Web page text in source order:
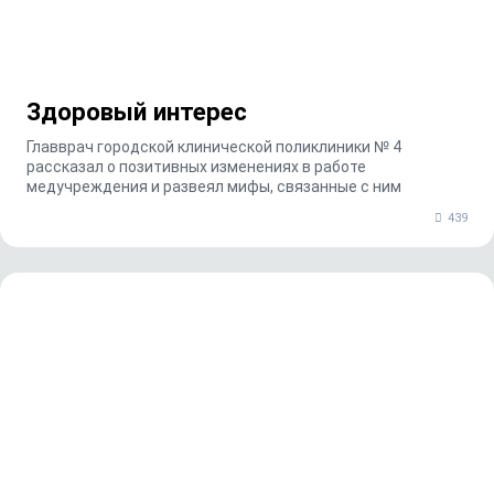
Здоровый интерес
Главврач городской клинической поликлиники № 4
рассказал о позитивных изменениях в работе
медучреждения и развеял мифы, связанные с ним
439